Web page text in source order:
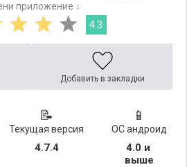
приложение ↓
4.3
Добавить в закладки
📝
Текущая версия
4.7.4
📱
ОС андроид
4.0 и
выше